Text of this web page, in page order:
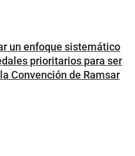
un enfoque sistemático
prioritarios para ser
Convención de Ramsar